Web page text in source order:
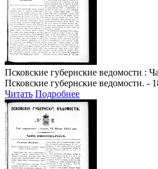
Псковские губернские ведомости :
Псковские губернские ведомости. -
Читать Подробнее